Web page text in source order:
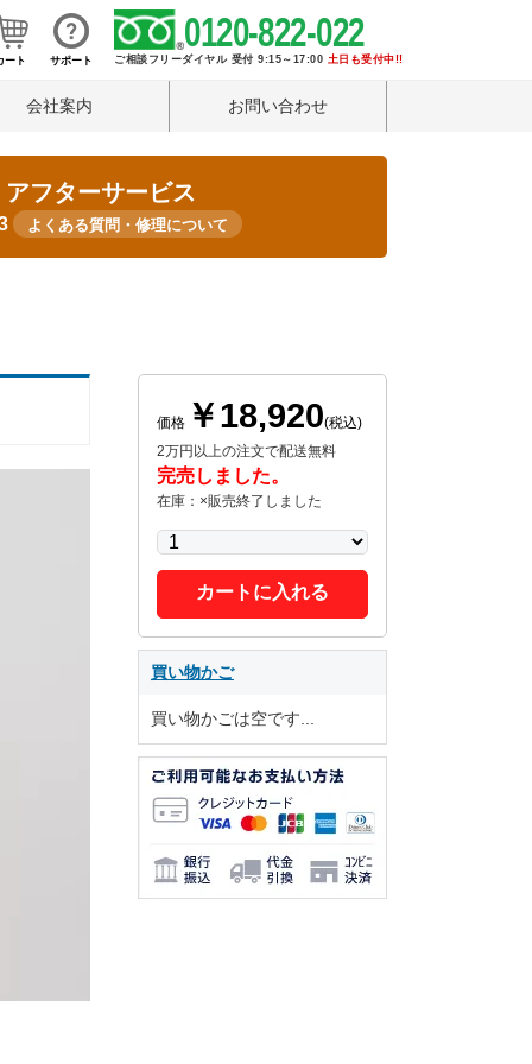
ート サポート
0120-822-022
ご相談フリーダイヤル 受付 9:15～17:00 土日も受付中!!
会社案内 お問い合わせ
フターサービス
よくある質問・修理について
価格 ￥18,920(税込)
2万円以上の注文で配送無料
完売しました。
在庫：×販売終了しました
カートに入れる
買い物かご
買い物かごは空です...